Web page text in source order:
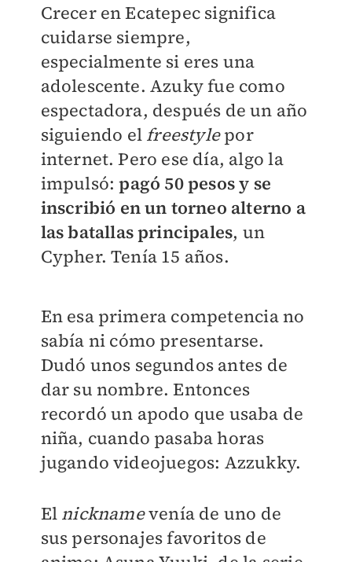
Crecer en Ecatepec significa
cuidarse siempre,
especialmente si eres una
adolescente. Azuky fue como
espectadora, después de un año
siguiendo el freestylepor
internet. Pero ese día, algo la
impulsó:pagó 50 pesos y se
inscribió en un torneo alterno a
las batallas principales, un
Cypher. Tenía 15 años.
En esa primera competencia no
sabía ni cómo presentarse.
Dudó unos segundos antes de
dar su nombre. Entonces
recordó un apodo que usaba de
niña, cuando pasaba horas
jugando videojuegos: Azzukky.
El nicknamevenía de uno de
sus personajes favoritos de